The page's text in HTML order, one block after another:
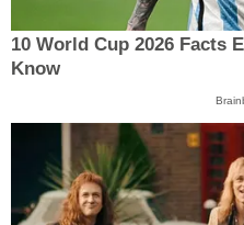
10 World Cup 2026 Facts
Know